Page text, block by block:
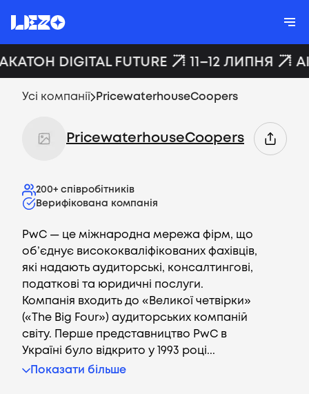
DIGITAL FUTURE 11–12 ЛИПНЯ
Усі компанії PricewaterhouseCoopers
PricewaterhouseCoopers
200+ співробітників
Верифікована компанія
PwC — це міжнародна мережа фірм, що
об’єднує висококваліфікованих фахівців,
які надають аудиторські, консалтингові,
податкові та юридичні послуги.
Компанія входить до «Великої четвірки»
(«The Big Four») аудиторських компаній
світу. Перше представництво PwC в
Україні було відкрито у 1993 році...
Показати більше